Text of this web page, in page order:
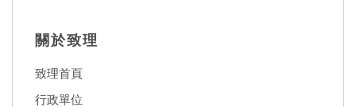
關於致理
致理首頁
行政單位